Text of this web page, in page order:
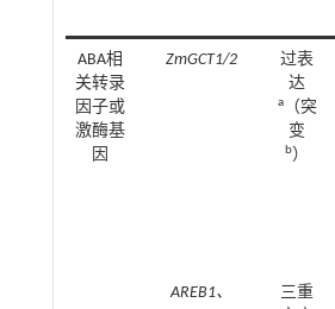
ABA相
关转录
因子或
激酶基
因
ZmGCT1/2
过表
达
a（突
变
b）
AREB1、
三重